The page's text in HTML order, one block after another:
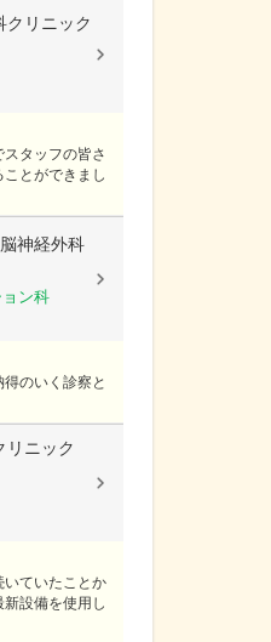
クリニック
タッフの皆さ
とができまし
神経外科
ン科
のいく診察と
リニック
いていたことか
設備を使用し